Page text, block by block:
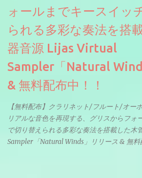
ォールまでキースイッ
られる多彩な奏法を搭
器音源 Lijas Virtual
Sampler「Natural
& 無料配布中！！
【無料配布】クラリネット/フルート/オー
リアルな音色を再現する、グリスからフォ
で切り替えられる多彩な奏法を搭載した木
Sampler「Natural Winds」リリース & 無料